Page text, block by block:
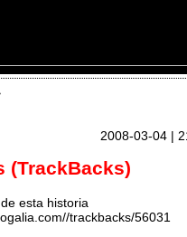
2008-03-04 |
(TrackBacks)
esta historia
trackbacks/56031